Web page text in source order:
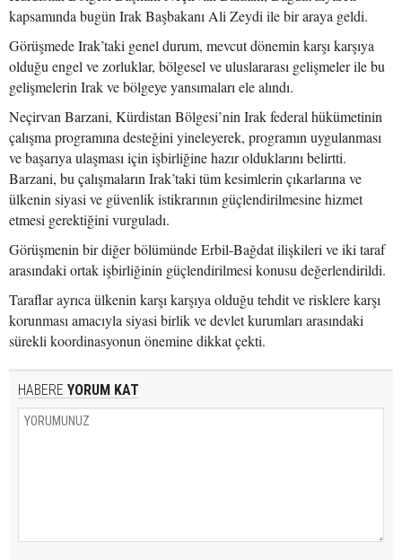
kapsamında bugün Irak Başbakanı Ali Zeydi ile bir araya geldi.
Görüşmede Irak’taki genel durum, mevcut dönemin karşı karşıya
olduğu engel ve zorluklar, bölgesel ve uluslararası gelişmeler ile bu
gelişmelerin Irak ve bölgeye yansımaları ele alındı.
Neçirvan Barzani, Kürdistan Bölgesi’nin Irak federal hükümetinin
çalışma programına desteğini yineleyerek, programın uygulanması
ve başarıya ulaşması için işbirliğine hazır olduklarını belirtti.
Barzani, bu çalışmaların Irak’taki tüm kesimlerin çıkarlarına ve
ülkenin siyasi ve güvenlik istikrarının güçlendirilmesine hizmet
etmesi gerektiğini vurguladı.
Görüşmenin bir diğer bölümünde Erbil-Bağdat ilişkileri ve iki taraf
arasındaki ortak işbirliğinin güçlendirilmesi konusu değerlendirildi.
Taraflar ayrıca ülkenin karşı karşıya olduğu tehdit ve risklere karşı
korunması amacıyla siyasi birlik ve devlet kurumları arasındaki
sürekli koordinasyonun önemine dikkat çekti.
HABERE YORUM KAT